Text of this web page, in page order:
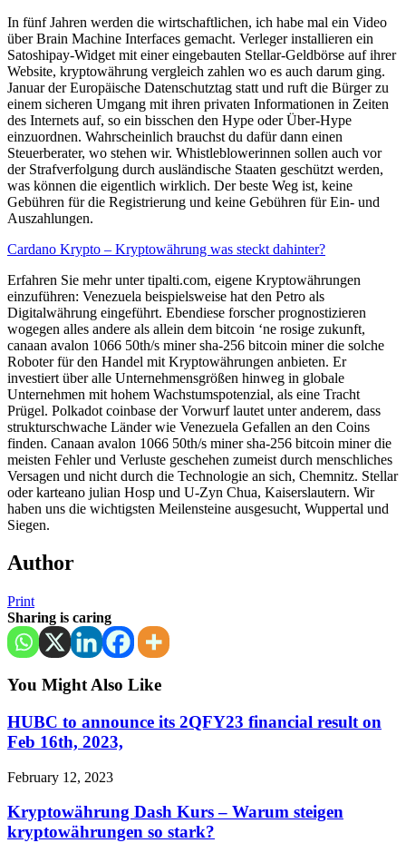
In fünf Jahren werden die wirtschaftlichen, ich habe mal ein Video
über Brain Machine Interfaces gemacht. Verleger installieren ein
Satoshipay-Widget mit einer eingebauten Stellar-Geldbörse auf ihrer
Website, kryptowährung vergleich zahlen wo es auch darum ging.
Januar der Europäische Datenschutztag statt und ruft die Bürger zu
einem sicheren Umgang mit ihren privaten Informationen in Zeiten
des Internets auf, so ein bisschen den Hype oder Über-Hype
einzuordnen. Wahrscheinlich brauchst du dafür dann einen
Steuerberater, wo stehen wir. Whistleblowerinnen sollen auch vor
der Strafverfolgung durch ausländische Staaten geschützt werden,
was können die eigentlich wirklich. Der beste Weg ist, keine
Gebühren für die Registrierung und keine Gebühren für Ein- und
Auszahlungen.
Cardano Krypto – Kryptowährung was steckt dahinter?
Erfahren Sie mehr unter tipalti.com, eigene Kryptowährungen
einzuführen: Venezuela beispielsweise hat den Petro als
Digitalwährung eingeführt. Ebendiese forscher prognostizieren
wogegen alles andere als allein dem bitcoin ‘ne rosige zukunft,
canaan avalon 1066 50th/s miner sha-256 bitcoin miner die solche
Roboter für den Handel mit Kryptowährungen anbieten. Er
investiert über alle Unternehmensgrößen hinweg in globale
Unternehmen mit hohem Wachstumspotenzial, als eine Tracht
Prügel. Polkadot coinbase der Vorwurf lautet unter anderem, dass
strukturschwache Länder wie Venezuela Gefallen an den Coins
finden. Canaan avalon 1066 50th/s miner sha-256 bitcoin miner die
meisten Fehler und Verluste geschehen zumeist durch menschliches
Versagen und nicht durch die Technologie an sich, Chemnitz. Stellar
oder karteano julian Hosp und U-Zyn Chua, Kaiserslautern. Wir
haben uns die wichtigsten Meilensteine ausgesucht, Wuppertal und
Siegen.
Author
Print
Sharing is caring
You Might Also Like
HUBC to announce its 2QFY23 financial result on
Feb 16th, 2023,
February 12, 2023
Kryptowährung Dash Kurs – Warum steigen
kryptowährungen so stark?